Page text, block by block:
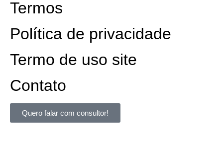
Termos
Política de privacidade
Termo de uso site
Contato
Quero falar com consultor!